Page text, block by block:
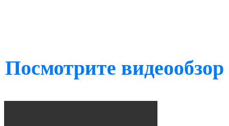
Посмотрите видеообзор